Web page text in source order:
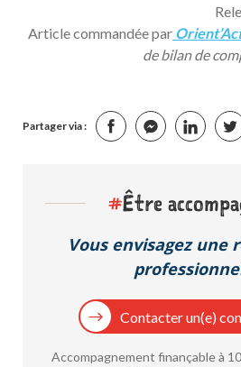
Article commandée par
de bilan de
Partager via :
#Être
Vous envisagez une
Contacter un(e)
Accompagnement finançable à